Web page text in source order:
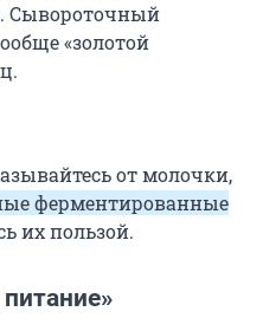
Сывороточный
«золотой
от молочки,
ферментированные
их пользой.